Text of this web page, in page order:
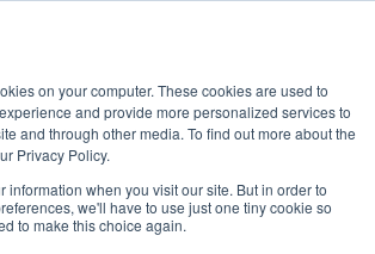
on your computer. These cookies are used to
and provide more personalized services to
and through other media. To find out more about the
Privacy Policy.
information when you visit our site. But in order to
we'll have to use just one tiny cookie so
to make this choice again.